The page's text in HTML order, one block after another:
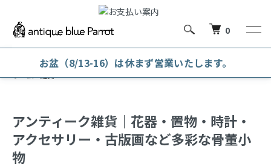
0
お盆（8/13-16）は休まず営業いたします。
ホーム 雑貨
アンティーク雑貨｜花器・置物・時計・
アクセサリー・古版画など多彩な骨董小
物